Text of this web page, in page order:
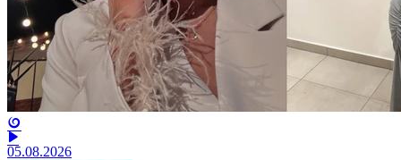
05.08.2026